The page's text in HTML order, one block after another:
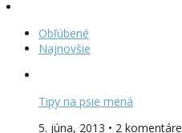
Obľúbené
Najnovšie
Tipy na psie mená
5. júna, 2013 • 2 komentáre